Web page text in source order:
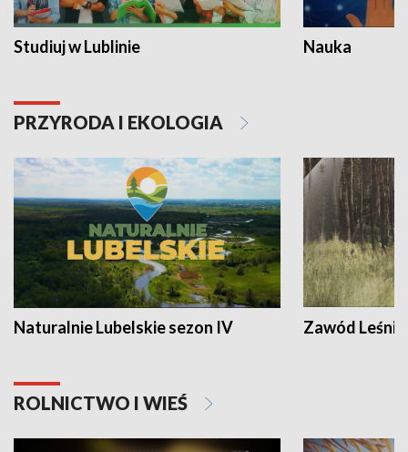
Studiuj w Lublinie Nauka
PRZYRODA I EKOLOGIA
Naturalnie Lubelskie sezon IV Zawód Leśnik
ROLNICTWO I WIEŚ